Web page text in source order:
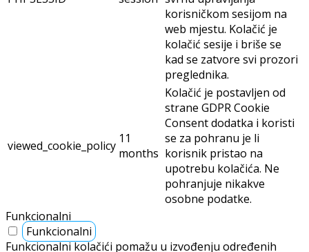
korisničkom sesijom na
web mjestu. Kolačić je
kolačić sesije i briše se
kad se zatvore svi prozori
preglednika.
viewed_cookie_policy 11
months
Kolačić je postavljen od
strane GDPR Cookie
Consent dodatka i koristi
se za pohranu je li
korisnik pristao na
upotrebu kolačića. Ne
pohranjuje nikakve
osobne podatke.
Funkcionalni
Funkcionalni
Funkcionalni kolačići pomažu u izvođenju određenih